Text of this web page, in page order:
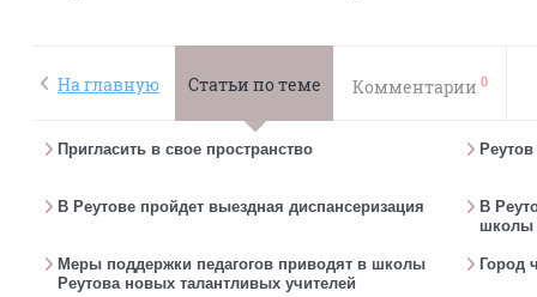
На главную Статьи по теме Комментарии 0
Пригласить в свое пространство
В Реутове пройдет выездная диспансеризация
В
школы
Меры поддержки педагогов приводят в школы
Реутова новых талантливых учителей
Город